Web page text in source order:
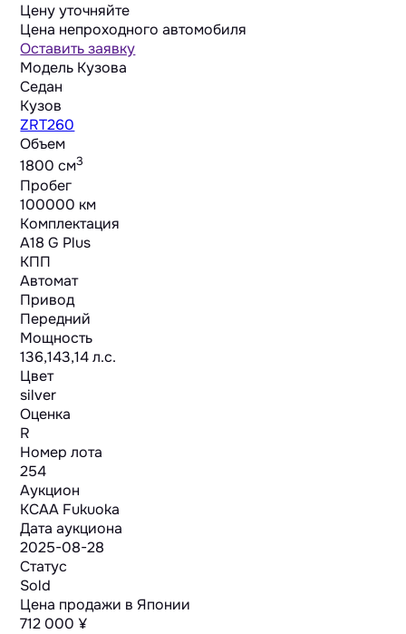
Цену уточняйте
Цена непроходного автомобиля
Оставить заявку
Модель Кузова
Седан
Кузов
ZRT260
Объем
1800 cм3
Пробег
100000 км
Комплектация
A18 G Plus
КПП
Автомат
Привод
Передний
Мощность
136,143,14 л.с.
Цвет
silver
Оценка
R
Номер лота
254
Аукцион
KCAA Fukuoka
Дата аукциона
2025-08-28
Статус
Sold
Цена продажи в Японии
712 000 ¥